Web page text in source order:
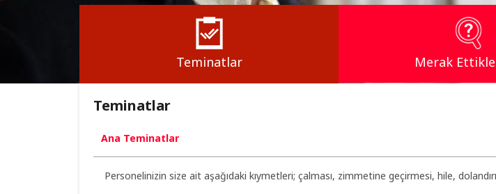
Teminatlar Merak
Teminatlar
Ana Teminatlar
Personelinizin size ait aşağıdaki kıymetleri; çalması, zimmetine geçirmesi, hile,